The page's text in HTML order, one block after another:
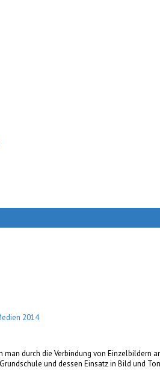
2014
durch die Verbindung von Einzelbildern
und dessen Einsatz in Bild und